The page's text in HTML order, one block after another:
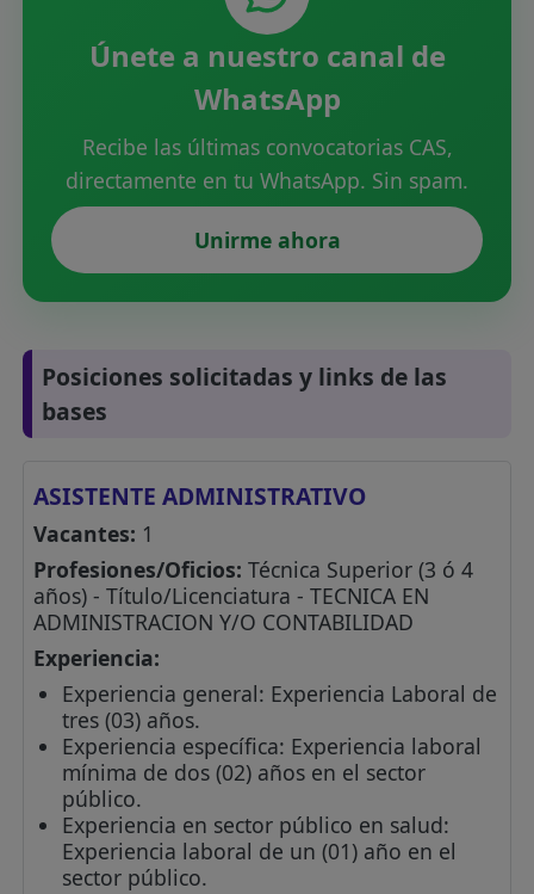
Únete a nuestro canal de
WhatsApp
Recibe las últimas convocatorias CAS,
directamente en tu WhatsApp. Sin spam.
Unirme ahora
Posiciones solicitadas y links de las
bases
ASISTENTE ADMINISTRATIVO
Vacantes: 1
Profesiones/Oficios: Técnica Superior (3 ó 4
años) - Título/Licenciatura - TECNICA EN
ADMINISTRACION Y/O CONTABILIDAD
Experiencia:
Experiencia general: Experiencia Laboral de
tres (03) años.
Experiencia específica: Experiencia laboral
mínima de dos (02) años en el sector
público.
Experiencia en sector público en salud:
Experiencia laboral de un (01) año en el
sector público.